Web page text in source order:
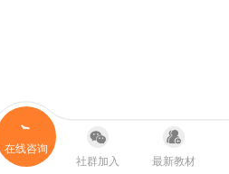
在线咨询
社群加入
最新教材